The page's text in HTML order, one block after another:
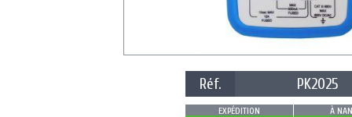
Réf. PK2025
EXPÉDITION À